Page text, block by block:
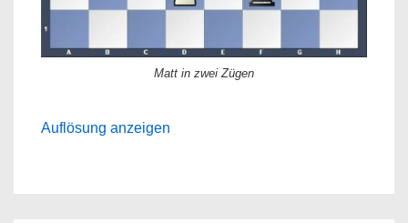
Matt in zwei Zügen
Auflösung anzeigen